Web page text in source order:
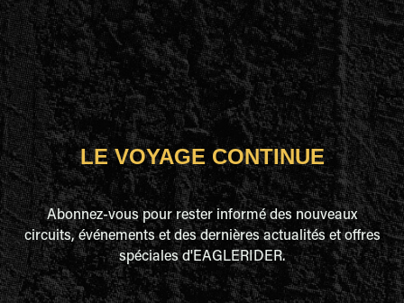
LE VOYAGE CONTINUE
Abonnez-vous pour rester informé des nouveaux
circuits, événements et des dernières actualités et offres
spéciales d'EAGLERIDER.